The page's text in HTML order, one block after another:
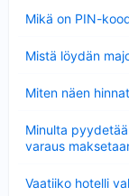
Mikä on PIN-
Mistä löydän
Miten näen
Minulta
varaus
Vaatiiko hotelli